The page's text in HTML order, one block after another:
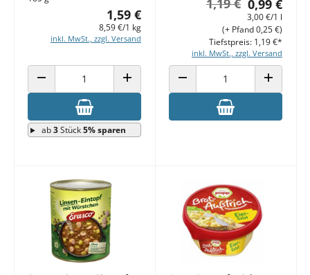
1,59 €
8,59 €/1 kg
inkl. MwSt., zzgl. Versand
ANZAHL VERRINGERN ANZAHL ERHÖHEN
ab3Stück5% sparen
0,99 €
1,19 €
3,00 €/1 l
inkl. MwSt., zzgl. Versand
(+ Pfand 0,25 €)
Tiefstpreis: 1,19 €*
ANZAHL VERRINGERN ANZAHL